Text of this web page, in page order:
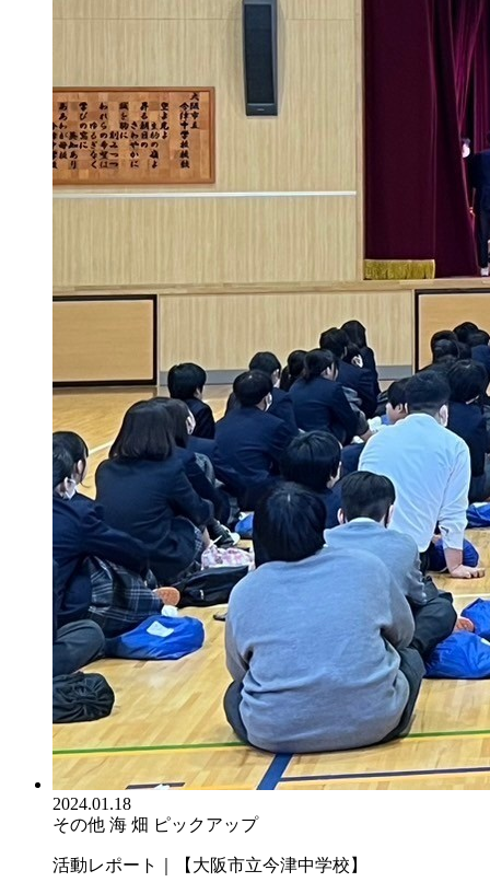
2024.01.18
その他 海 畑 ピックアップ
活動レポート｜【大阪市立今津中学校】